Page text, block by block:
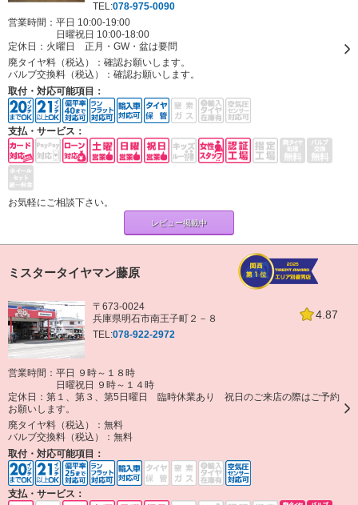
TEL:078-975-0090
営業時間：平日 10:00-19:00
日曜祝日 10:00-18:00
定休日： 火曜日 正月・GW・盆は要問
廃タイヤ料（税込）： 確認お願いします。
バルブ交換料（税込）： 確認お願いします。
取付・対応可能項目：
支払・サービス：
お気軽にご相談下さい。
レビュー掲載中
ミスタータイヤマン藤原
4.87
〒673-0024
兵庫県明石市南王子町２－８
TEL:078-922-2972
営業時間：平日 ９時～１８時
日曜祝日 ９時～１４時
定休日： 第１、第３、第5日曜日 臨時休業あり 祝日のご来店の際はご予約
お願いします。
廃タイヤ料（税込）： 無料
バルブ交換料（税込）： 無料
取付・対応可能項目：
支払・サービス：